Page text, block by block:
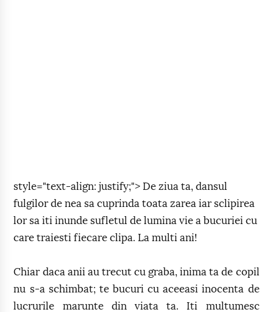
style="text-align: justify;"> De ziua ta, dansul
fulgilor de nea sa cuprinda toata zarea iar sclipirea
lor sa iti inunde sufletul de lumina vie a bucuriei cu
care traiesti fiecare clipa. La multi ani!
Chiar daca anii au trecut cu graba, inima ta de copil
nu s-a schimbat; te bucuri cu aceeasi inocenta de
lucrurile marunte din viata ta. Iti multumesc